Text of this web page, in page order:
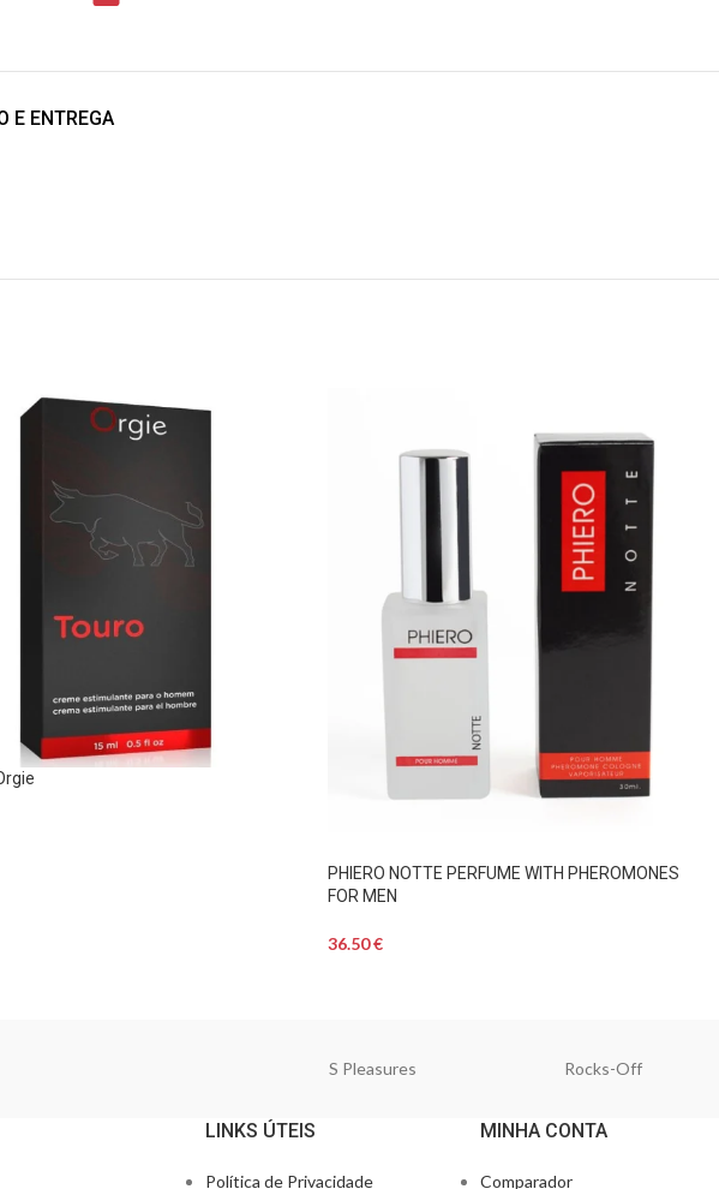
E ENTREGA
PHIERO NOTTE PERFUME WITH PHEROMONES
FOR MEN
36.50€
S Pleasures Rocks-Off
LINKS ÚTEIS
Política de Privacidade
MINHA CONTA
Comparador